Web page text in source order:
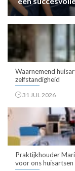
Waarnemend
zelfstandigheid
31 JUL 2026
Praktijkhouder
voor ons huisartsen